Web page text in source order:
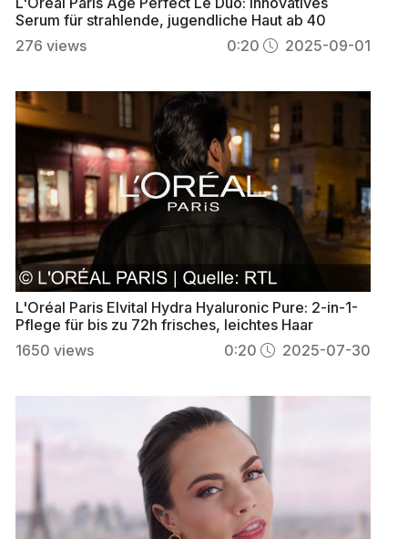
Serum für strahlende, jugendliche Haut ab 40
276 views 0:20 2025-09-01
L'Oréal Paris Elvital Hydra Hyaluronic Pure: 2-in-1-
Pflege für bis zu 72h frisches, leichtes Haar
1650 views 0:20 2025-07-30